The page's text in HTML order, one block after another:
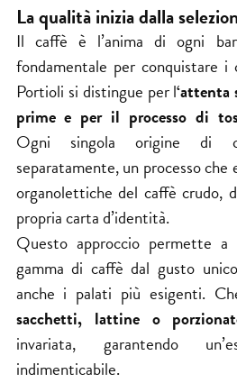
La qualità inizia dalla
Il caffè è l’anima di ogni
fondamentale per conquistare i
Portioli si distingue per l‘attenta
prime e per il processo di
Ogni singola origine di
separatamente, un processo
organolettiche del caffè crudo,
propria carta d’identità.
Questo approccio permette
gamma di caffè dal gusto
anche i palati più esigenti.
sacchetti, lattine o
invariata, garantendo
indimenticabile.